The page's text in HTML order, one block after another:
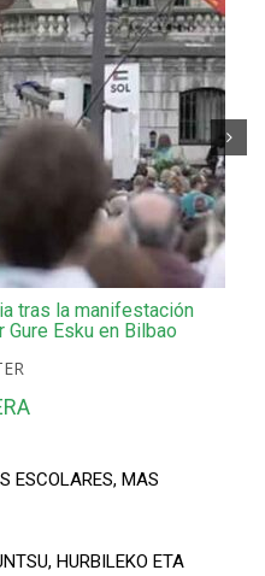
tras la manifestación
Esku en Bilbao
ESCOLARES, MAS
HURBILEKO ETA